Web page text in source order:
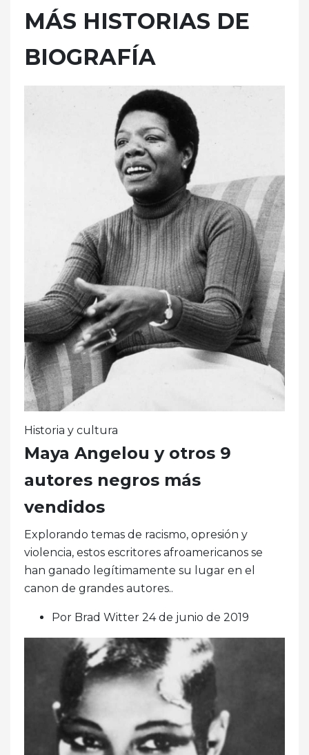
MÁS HISTORIAS DE
BIOGRAFÍA
Historia y cultura
Maya Angelou y otros 9
autores negros más
vendidos
Explorando temas de racismo, opresión y
violencia, estos escritores afroamericanos se
han ganado legítimamente su lugar en el
canon de grandes autores..
Por Brad Witter 24 de junio de 2019